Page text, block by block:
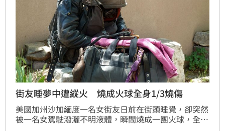
街友睡夢中遭縱火 燒成火球全身1/3燒傷
美國加州沙加緬度一名女街友日前在街頭睡覺，卻突然
被一名女駕駛潑灑不明液體，瞬間燒成一團火球，全身